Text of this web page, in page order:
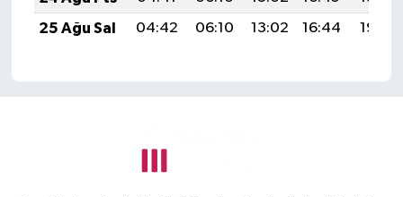
25 Ağu Sal
04:42 06:10 13:02 16:44 19:43